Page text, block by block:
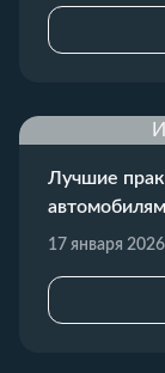
Лучшие
17 января 2026